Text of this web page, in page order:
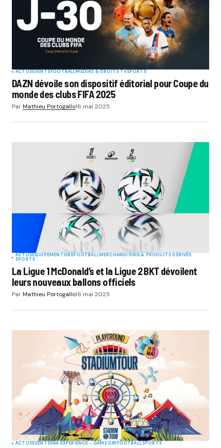
ACTUSEVENTSFOOTBALLMÉDIAS & DROITS TVSPORTS
DAZN dévoile son dispositif éditorial pour Coupe du
monde des clubs FIFA 2025
ParMathieu Portogallo16 mai 2025
ACTUSEQUIPEMENTIERSFOOTBALLMERCHANDISING & PRODUITS DÉRIVÉS
SPORTS
La Ligue 1 McDonald’s et la Ligue 2 BKT dévoilent
leurs nouveaux ballons officiels
ParMathieu Portogallo16 mai 2025
ACTUSEVENTSFAN EXPERIENCE - GAME DAYFOOTBALLSPORTS